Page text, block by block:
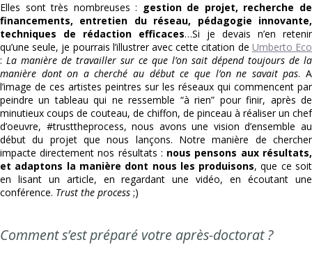
Elles sont très nombreuses : gestion de projet, recherche de
financements, entretien du réseau, pédagogie innovante,
techniques de rédaction efficaces…Si je devais n’en retenir
qu’une seule, je pourrais l’illustrer avec cette citation de Umberto Eco
: La manière de travailler sur ce que l’on sait dépend toujours de la
manière dont on a cherché au début ce que l’on ne savait pas. A
l’image de ces artistes peintres sur les réseaux qui commencent par
peindre un tableau qui ne ressemble “à rien” pour finir, après de
minutieux coups de couteau, de chiffon, de pinceau à réaliser un chef
d’oeuvre, #trusttheprocess, nous avons une vision d’ensemble au
début du projet que nous lançons. Notre manière de chercher
impacte directement nos résultats : nous pensons aux résultats,
et adaptons la manière dont nous les produisons, que ce soit
en lisant un article, en regardant une vidéo, en écoutant une
conférence. Trust the process ;)
Comment s’est préparé votre après-doctorat ?